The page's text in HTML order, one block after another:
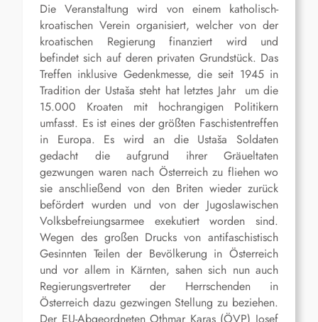
Die Veranstaltung wird von einem katholisch-
kroatischen Verein organisiert, welcher von der
kroatischen Regierung finanziert wird und
befindet sich auf deren privaten Grundstück. Das
Treffen inklusive Gedenkmesse, die seit 1945 in
Tradition der Ustaša steht hat letztes Jahr um die
15.000 Kroaten mit hochrangigen Politikern
umfasst. Es ist eines der größten Faschistentreffen
in Europa. Es wird an die Ustaša Soldaten
gedacht die aufgrund ihrer Gräueltaten
gezwungen waren nach Österreich zu fliehen wo
sie anschließend von den Briten wieder zurück
befördert wurden und von der Jugoslawischen
Volksbefreiungsarmee exekutiert worden sind.
Wegen des großen Drucks von antifaschistisch
Gesinnten Teilen der Bevölkerung in Österreich
und vor allem in Kärnten, sahen sich nun auch
Regierungsvertreter der Herrschenden in
Österreich dazu gezwingen Stellung zu beziehen.